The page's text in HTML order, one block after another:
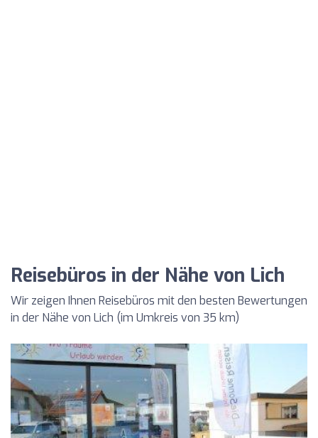
Reisebüros in der Nähe von Lich
Wir zeigen Ihnen Reisebüros mit den besten Bewertungen
in der Nähe von Lich (im Umkreis von 35 km)